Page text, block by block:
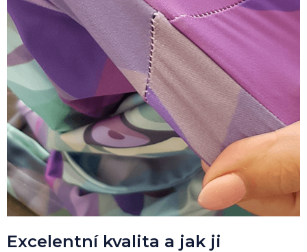
Excelentní kvalita a jak ji